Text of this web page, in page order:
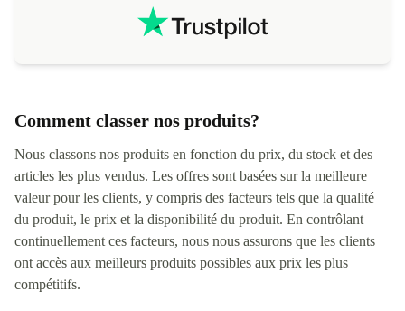
Comment classer nos produits?
Nous classons nos produits en fonction du prix, du stock et des
articles les plus vendus. Les offres sont basées sur la meilleure
valeur pour les clients, y compris des facteurs tels que la qualité
du produit, le prix et la disponibilité du produit. En contrôlant
continuellement ces facteurs, nous nous assurons que les clients
ont accès aux meilleurs produits possibles aux prix les plus
compétitifs.